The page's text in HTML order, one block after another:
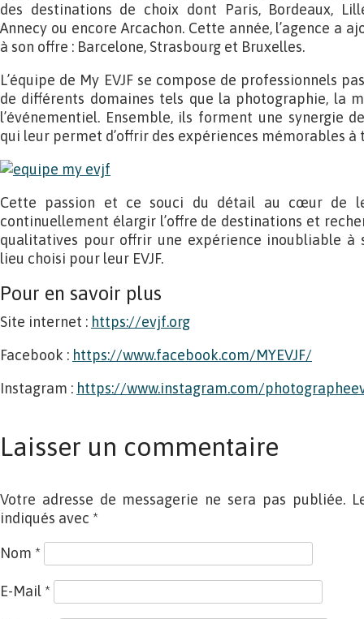
des destinations de choix dont Paris, Bordeaux,
Annecy ou encore Arcachon. Cette année, l’agence a
à son offre : Barcelone, Strasbourg et Bruxelles.
L’équipe de My EVJF se compose de professionnels
de différents domaines tels que la photographie, la
l’événementiel. Ensemble, ils forment une synergie
qui leur permet d’offrir des expériences mémorables
Cette passion et ce souci du détail au cœur de
continuellement élargir l’offre de destinations et
qualitatives pour offrir une expérience inoubliable à
lieu choisi pour leur EVJF.
Pour en savoir plus
Site internet : https://evjf.org
Facebook : https://www.facebook.com/MYEVJF/
Instagram : https://www.instagram.com/
Laisser un commentaire
Votre adresse de messagerie ne sera pas publiée.
indiqués avec *
Nom *
E-Mail *